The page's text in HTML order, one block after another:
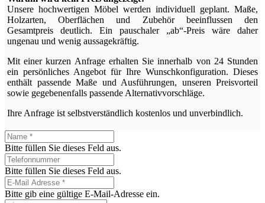
Unsere hochwertigen Möbel werden individuell geplant. Maße,
Holzarten, Oberflächen und Zubehör beeinflussen den
Gesamtpreis deutlich. Ein pauschaler „ab“-Preis wäre daher
ungenau und wenig aussagekräftig.
Mit einer kurzen Anfrage erhalten Sie innerhalb von 24 Stunden
ein persönliches Angebot für Ihre Wunschkonfiguration. Dieses
enthält passende Maße und Ausführungen, unseren Preisvorteil
sowie gegebenenfalls passende Alternativvorschläge.
Ihre Anfrage ist selbstverständlich kostenlos und unverbindlich.
Bitte füllen Sie dieses Feld aus.
Bitte füllen Sie dieses Feld aus.
Bitte gib eine gültige E-Mail-Adresse ein.